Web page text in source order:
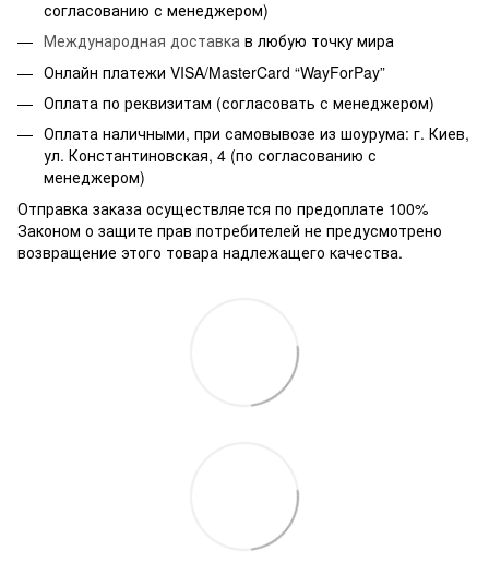
согласованию с менеджером)
Международная доставка в любую точку мира
Онлайн платежи VISA/MasterCard “WayForPay”
Оплата по реквизитам (согласовать с менеджером)
Оплата наличными, при самовывозе из шоурума: г. Киев,
ул. Константиновская, 4 (по согласованию с
менеджером)
Отправка заказа осуществляется по предоплате 100%
Законом о защите прав потребителей не предусмотрено
возвращение этого товара надлежащего качества.